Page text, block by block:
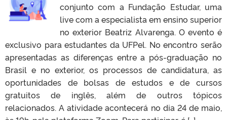
conjunto com a Fundação Estudar, uma
live com a especialista em ensino superior
no exterior Beatriz Alvarenga. O evento é
exclusivo para estudantes da UFPel. No encontro serão
apresentadas as diferenças entre a pós-graduação no
Brasil e no exterior, os processos de candidatura, as
oportunidades de bolsas de estudos e de cursos
gratuitos de inglês, além de outros tópicos
relacionados. A atividade acontecerá no dia 24 de maio,